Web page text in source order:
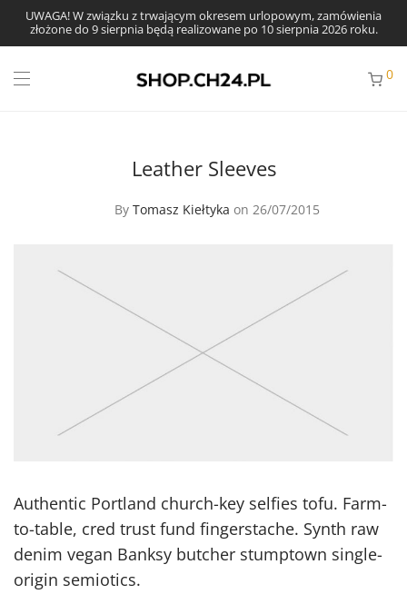
UWAGA! W związku z trwającym okresem urlopowym, zamówienia
złożone do 9 sierpnia będą realizowane po 10 sierpnia 2026 roku.
0
Leather Sleeves
By Tomasz Kiełtyka on 26/07/2015
Authentic Portland church-key selfies tofu. Farm-
to-table, cred trust fund fingerstache. Synth raw
denim vegan Banksy butcher stumptown single-
origin semiotics.